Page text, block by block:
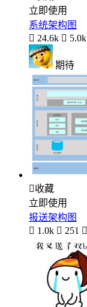
立即使用
系统架构图
 24.6k  5.0k
期待
收藏
立即使用
报送架构图
 1.0k  251 